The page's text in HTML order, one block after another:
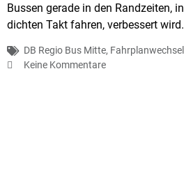
Bussen gerade in den Randzeiten,
dichten Takt fahren, verbessert wird.
DB Regio Bus Mitte, Fahrplanwechsel
Keine Kommentare